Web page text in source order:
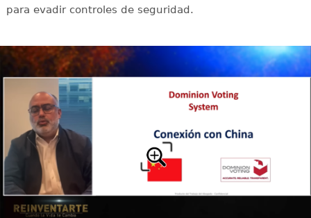
para evadir controles de seguridad.